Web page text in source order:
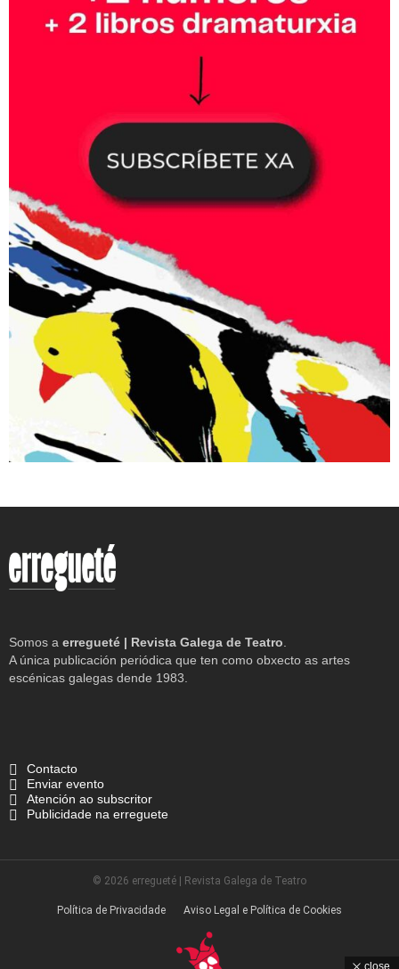
Somos a erregueté | Revista Galega de Teatro
A única publicación periódica que ten como obxecto as artes
escénicas galegas dende 1983.
Contacto
Enviar evento
Atención ao subscritor
Publicidade na erreguete
© 2026 erregueté | Revista Galega de Teatro
Política de Privacidade Aviso Legal e Política de Cookies
close